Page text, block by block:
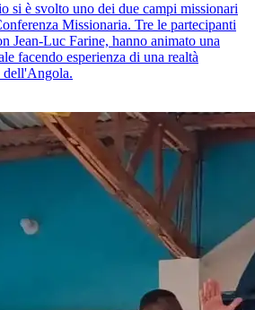
si è svolto uno dei due campi missionari
Missionaria. Tre le partecipanti
Jean-Luc Farine, hanno animato una
facendo esperienza di una realtà
dell'Angola.